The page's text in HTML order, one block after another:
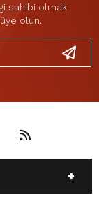
sahibi olmak
olun.